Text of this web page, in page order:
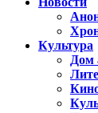
Культура
Дом